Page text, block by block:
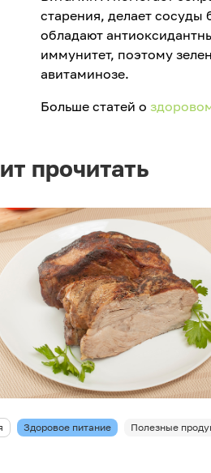
старения, делает
обладают
иммунитет, поэтому
авитаминозе.
Больше статей о
прочитать
Здоровое питание Полезные